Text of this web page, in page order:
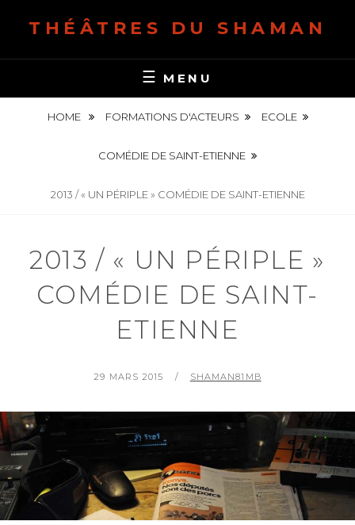
THÉÂTRES DU SHAMAN
MENU
HOME FORMATIONS D'ACTEURS ECOLE
COMÉDIE DE SAINT-ETIENNE
2013 / « UN PÉRIPLE » COMÉDIE DE SAINT-ETIENNE
2013 / « UN PÉRIPLE »
COMÉDIE DE SAINT-
ETIENNE
P
N
29 MARS 2015
B
SHAMAN81MB